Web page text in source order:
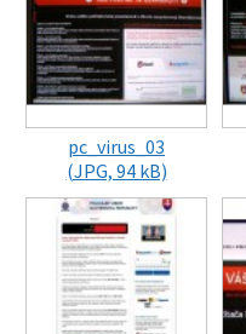
pc_virus_03
(JPG, 94 kB)